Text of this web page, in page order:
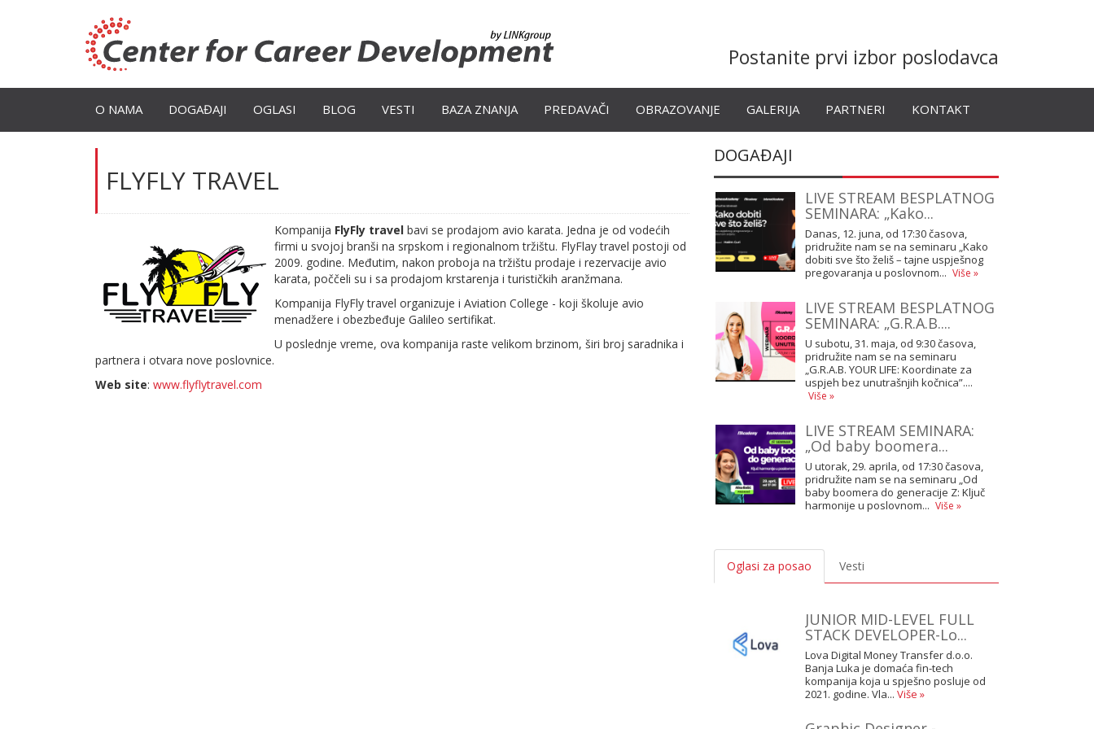
Postanite prvi izbor poslodavca
O NAMA DOGAĐAJI OGLASI BLOG VESTI BAZA ZNANJA PREDAVAČI OBRAZOVANJE GALERIJA PARTNERI KONTAKT
FLYFLY TRAVEL
Kompanija FlyFly travel bavi se prodajom avio karata. Jedna je od vodećih
firmi u svojoj branši na srpskom i regionalnom tržištu. FlyFlay travel postoji od
2009. godine. Međutim, nakon proboja na tržištu prodaje i rezervacije avio
karata, poččeli su i sa prodajom krstarenja i turističkih aranžmana.
Kompanija FlyFly travel organizuje i Aviation College - koji školuje avio
menadžere i obezbeđuje Galileo sertifikat.
U poslednje vreme, ova kompanija raste velikom brzinom, širi broj saradnika i
partnera i otvara nove poslovnice.
Web site: www.flyflytravel.com
DOGAĐAJI
LIVE STREAM BESPLATNOG
SEMINARA: „Kako...
Danas, 12. juna, od 17:30 časova,
pridružite nam se na seminaru „Kako
dobiti sve što želiš – tajne uspješnog
pregovaranja u poslovnom... Više »
LIVE STREAM BESPLATNOG
SEMINARA: „G.R.A.B....
U subotu, 31. maja, od 9:30 časova,
pridružite nam se na seminaru
„G.R.A.B. YOUR LIFE: Koordinate za
uspjeh bez unutrašnjih kočnica”....
Više »
LIVE STREAM SEMINARA:
„Od baby boomera...
U utorak, 29. aprila, od 17:30 časova,
pridružite nam se na seminaru „Od
baby boomera do generacije Z: Ključ
harmonije u poslovnom... Više »
Oglasi za posao Vesti
JUNIOR MID-LEVEL FULL
STACK DEVELOPER-Lo...
Lova Digital Money Transfer d.o.o.
Banja Luka je domaća fin-tech
kompanija koja u spješno posluje od
2021. godine. Vla... Više »